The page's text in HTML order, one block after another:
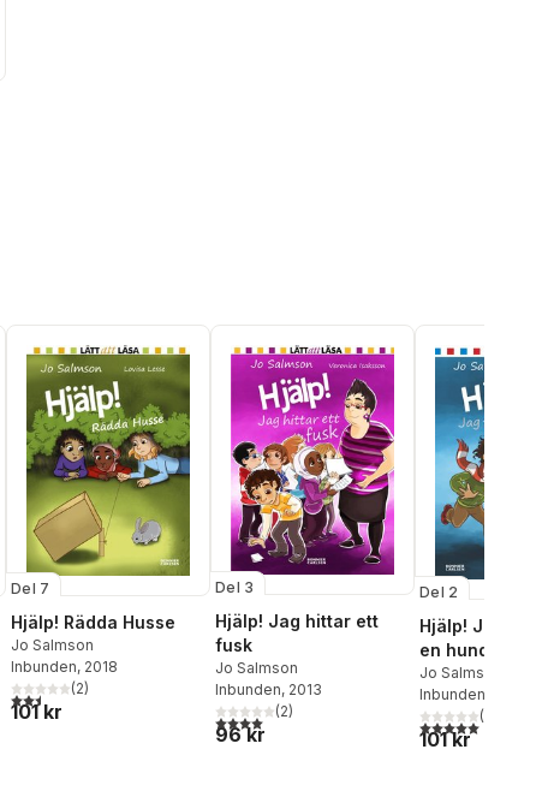
röster:
röster:
Del 7
Hjälp! Rädda Husse
Jo Salmson
Inbunden, 2018
2,5utav 5 stjärnor. Totalt antal röster:
(2)
101 kr
Del 3
Hjälp! Jag hittar ett
fusk
Jo Salmson
Inbunden, 2013
4,0utav 5 stjärnor. Totalt antal röster:
(2)
96 kr
Del 2
Hjälp! Jag
en hund
Jo Salmson
Inbunden
5,0utav 5(
101 kr